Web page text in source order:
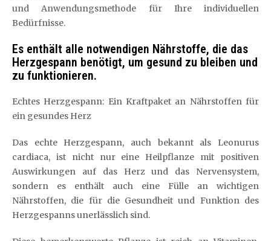
und Anwendungsmethode für Ihre individuellen
Bedürfnisse.
Es enthält alle notwendigen Nährstoffe, die das
Herzgespann benötigt, um gesund zu bleiben und
zu funktionieren.
Echtes Herzgespann: Ein Kraftpaket an Nährstoffen für
ein gesundes Herz
Das echte Herzgespann, auch bekannt als Leonurus
cardiaca, ist nicht nur eine Heilpflanze mit positiven
Auswirkungen auf das Herz und das Nervensystem,
sondern es enthält auch eine Fülle an wichtigen
Nährstoffen, die für die Gesundheit und Funktion des
Herzgespanns unerlässlich sind.